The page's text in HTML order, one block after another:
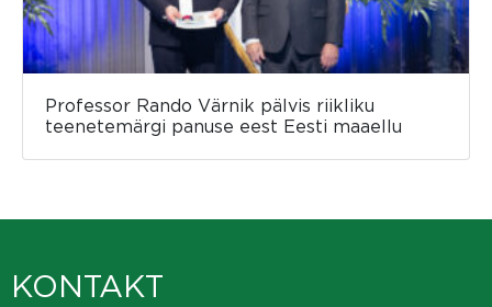
Professor Rando Värnik pälvis riikliku
teenetemärgi panuse eest Eesti maaellu
KONTAKT